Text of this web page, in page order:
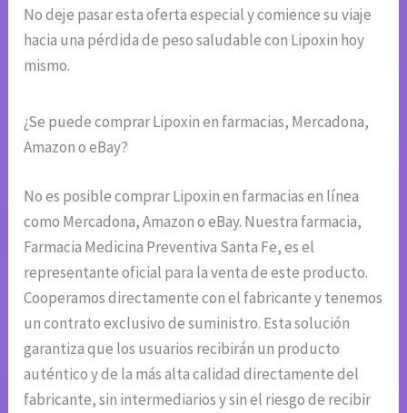
No deje pasar esta oferta especial y comience su viaje
hacia una pérdida de peso saludable con Lipoxin hoy
mismo.
¿Se puede comprar Lipoxin en farmacias, Mercadona,
Amazon o eBay?
No es posible comprar Lipoxin en farmacias en línea
como Mercadona, Amazon o eBay. Nuestra farmacia,
Farmacia Medicina Preventiva Santa Fe, es el
representante oficial para la venta de este producto.
Cooperamos directamente con el fabricante y tenemos
un contrato exclusivo de suministro. Esta solución
garantiza que los usuarios recibirán un producto
auténtico y de la más alta calidad directamente del
fabricante, sin intermediarios y sin el riesgo de recibir